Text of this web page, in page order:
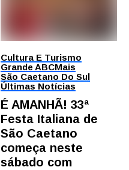
Cultura E Turismo
Grande ABCMais
São Caetano Do Sul
Últimas Notícias
É AMANHÃ! 33ª
Festa Italiana de
São Caetano
começa neste
sábado com